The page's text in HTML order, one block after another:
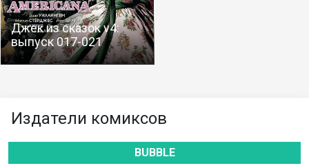
Джек из сказок v4:
выпуск 017-021
Издатели комиксов
BUBBLE